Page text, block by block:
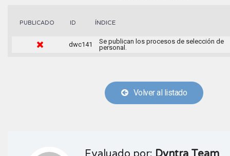
PUBLICADO ID ÍNDICE
dwc141
Se publican los procesos de selección de
personal.
Volver al listado